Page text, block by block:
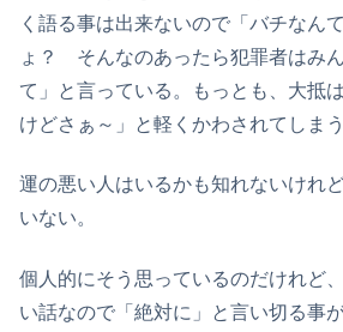
く語る事は出来ないので「バチなん
ょ？ そんなのあったら犯罪者はみ
て」と言っている。もっとも、大抵
けどさぁ～」と軽くかわされてしま
運の悪い人はいるかも知れないけれ
いない。
個人的にそう思っているのだけれど
い話なので「絶対に」と言い切る事